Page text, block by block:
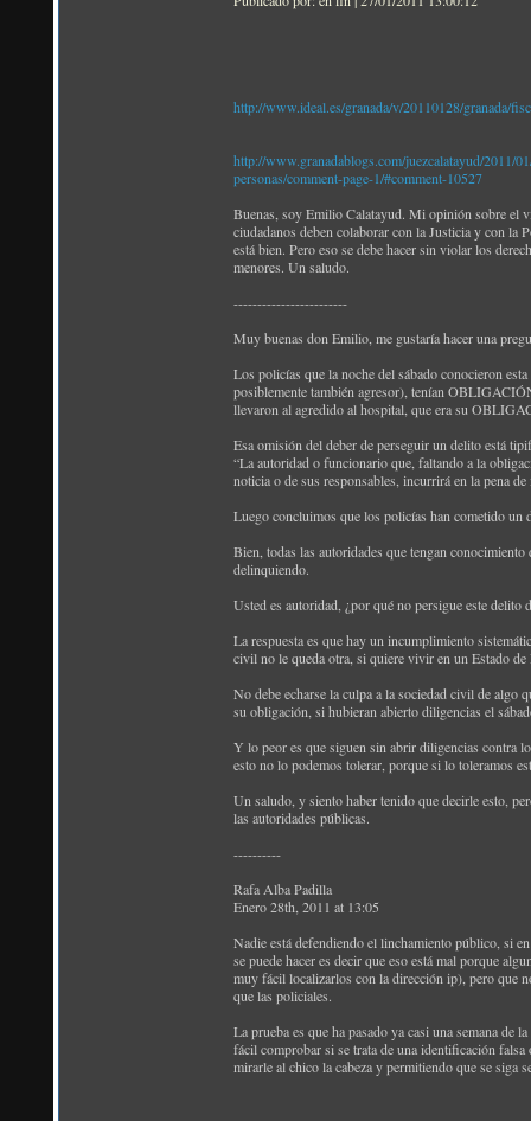
http://www.ideal.es/granada/v/20110128/granada/
http://www.granadablogs.com/juezcalatayud/2011/
personas/comment-page-1/#comment-10527
Buenas, soy Emilio Calatayud. Mi opinión sobre el
ciudadanos deben colaborar con la Justicia y con la
está bien. Pero eso se debe hacer sin violar los
menores. Un saludo.
------------------------
Muy buenas don Emilio, me gustaría hacer una
Los policías que la noche del sábado conocieron
posiblemente también agresor), tenían
llevaron al agredido al hospital, que era su
Esa omisión del deber de perseguir un delito está
“La autoridad o funcionario que, faltando a la
noticia o de sus responsables, incurrirá en la pena
Luego concluimos que los policías han cometido un
Bien, todas las autoridades que tengan
delinquiendo.
Usted es autoridad, ¿por qué no persigue este delito
La respuesta es que hay un incumplimiento
civil no le queda otra, si quiere vivir en un Estado
No debe echarse la culpa a la sociedad civil de algo
su obligación, si hubieran abierto diligencias el
Y lo peor es que siguen sin abrir diligencias contra
esto no lo podemos tolerar, porque si lo toleramos
Un saludo, y siento haber tenido que decirle esto,
las autoridades públicas.
----------
Rafa Alba Padilla
Enero 28th, 2011 at 13:05
Nadie está defendiendo el linchamiento público, si
se puede hacer es decir que eso está mal porque
muy fácil localizarlos con la dirección ip), pero que
que las policiales.
La prueba es que ha pasado ya casi una semana de
fácil comprobar si se trata de una identificación
mirarle al chico la cabeza y permitiendo que se siga